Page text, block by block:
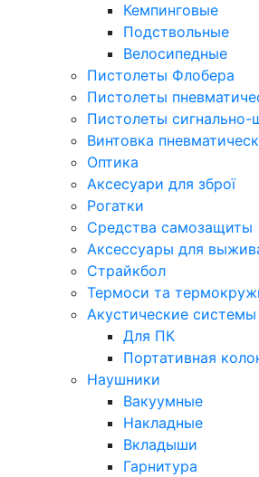
Кемпинговые
Подствольные
Велосипедные
Пистолеты Флобера
Пистолеты
Пистолеты
Винтовка
Оптика
Аксесуари для зброї
Рогатки
Средства самозащиты
Аксессуары для
Страйкбол
Термоси та
Акустические системы
Для ПК
Портативная
Наушники
Вакуумные
Накладные
Вкладыши
Гарнитура